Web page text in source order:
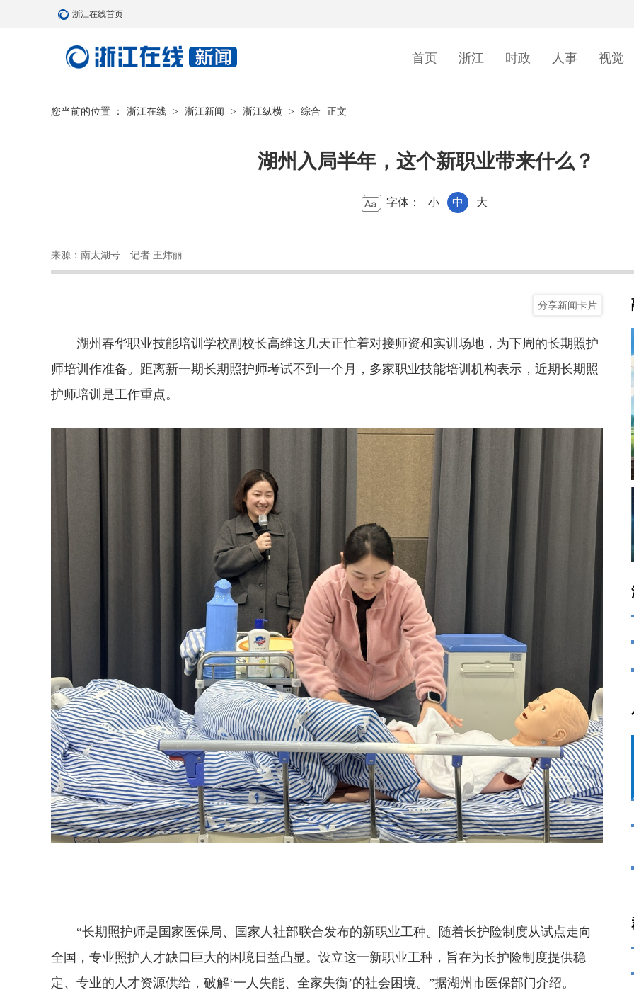
浙江在线首页
首页 浙江 时政 人事 视觉
您当前的位置 ： 浙江在线 > 浙江新闻 > 浙江纵横 > 综合 正文
湖州入局半年，这个新职业带来什么？
字体： 小 中 大
来源：南太湖号 记者 王炜丽
分享新闻卡片
湖州春华职业技能培训学校副校长高维这几天正忙着对接师资和实训场地，为下周的长期照护
师培训作准备。距离新一期长期照护师考试不到一个月，多家职业技能培训机构表示，近期长期照
护师培训是工作重点。
“长期照护师是国家医保局、国家人社部联合发布的新职业工种。随着长护险制度从试点走向
全国，专业照护人才缺口巨大的困境日益凸显。设立这一新职业工种，旨在为长护险制度提供稳
定、专业的人才资源供给，破解‘一人失能、全家失衡’的社会困境。”据湖州市医保部门介绍。